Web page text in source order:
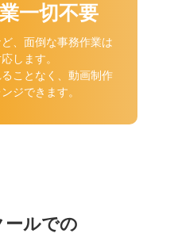
一切不要
、面倒な事務作業は
します。
ことなく、動画制作
ジできます。
ールでの